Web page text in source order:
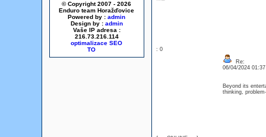
© Copyright 2007 - 2026
Enduro team Horažďovice
Powered by : admin
Design by : admin
Vaše IP adresa :
216.73.216.114
optimalizace SEO
: 0
Re:
06/04/2024
Beyond its
thinking,